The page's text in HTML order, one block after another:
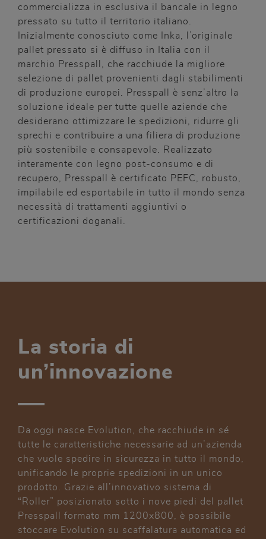
commercializza in esclusiva il bancale in legno
pressato su tutto il territorio italiano.
Inizialmente conosciuto come Inka, l’originale
pallet pressato si è diffuso in Italia con il
marchio Presspall, che racchiude la migliore
selezione di pallet provenienti dagli stabilimenti
di produzione europei. Presspall è senz’altro la
soluzione ideale per tutte quelle aziende che
desiderano ottimizzare le spedizioni, ridurre gli
sprechi e contribuire a una filiera di produzione
più sostenibile e consapevole. Realizzato
interamente con legno post-consumo e di
recupero, Presspall è certificato PEFC, robusto,
impilabile ed esportabile in tutto il mondo senza
necessità di trattamenti aggiuntivi o
certificazioni doganali.
La storia di
un’innovazione
Da oggi nasce Evolution, che racchiude in sé
tutte le caratteristiche necessarie ad un’azienda
che vuole spedire in sicurezza in tutto il mondo,
unificando le proprie spedizioni in un unico
prodotto. Grazie all’innovativo sistema di
“Roller” posizionato sotto i nove piedi del pallet
Presspall formato mm 1200x800, è possibile
stoccare Evolution su scaffalatura automatica ed